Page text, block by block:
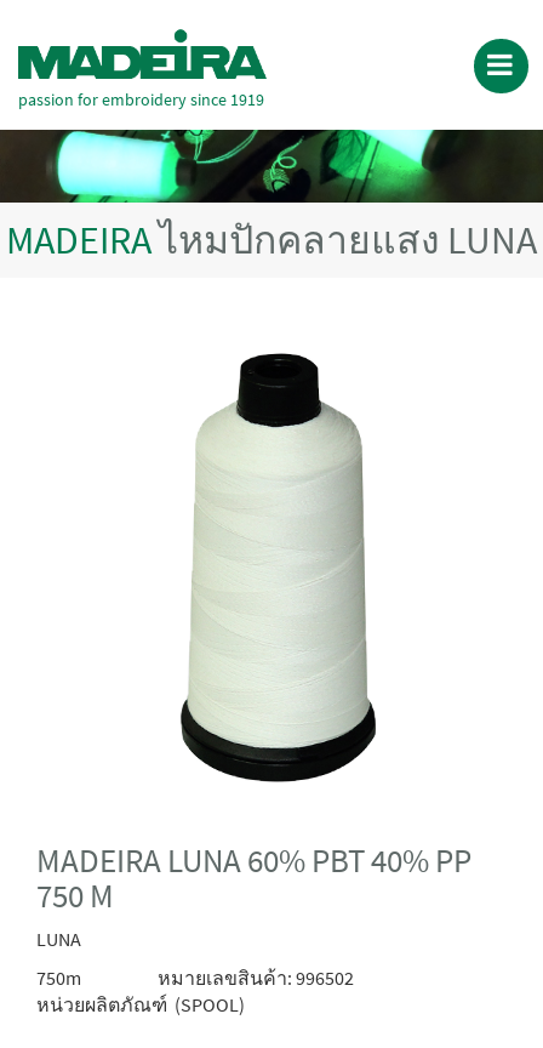
passion for embroidery since 1919
MADEIRAไหมปักคลายแสง LUNA
MADEIRA LUNA 60% PBT 40% PP
750 M
LUNA
750m
หมายเลขสินค้า: 996502
หน่วยผลิตภัณฑ์ (SPOOL)